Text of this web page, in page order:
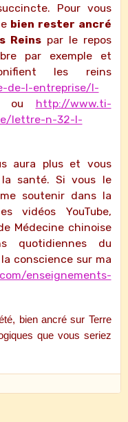
Pour vous
bien rester ancré
Reinspar le repos
par exemple et
les reins
de-l-entreprise/l-
ou http://www.ti-
lettre-n-32-l-
aura plus et vous
santé. Si vous le
soutenir dans la
vidéos YouTube,
Médecine chinoise
quotidiennes du
conscience sur ma
enseignements-
bien ancré sur Terre
que vous seriez